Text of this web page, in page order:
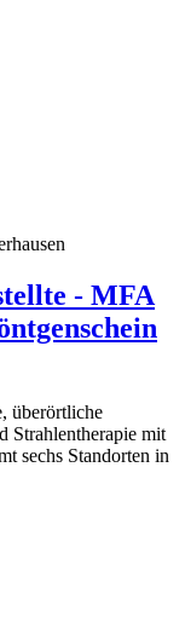
- MFA
überörtliche
Strahlentherapie mit
sechs Standorten in